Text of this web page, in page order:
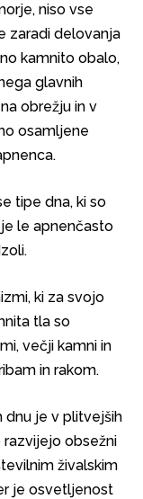
niso vse
zaradi delovanja
kamnito obalo,
glavnih
obrežju in v
osamljene
tipe dna, ki so
le apnenčasto
ki za svojo
tla so
večji kamni in
in rakom.
dnu je v plitvejših
obsežni
živalskim
je osvetljenost